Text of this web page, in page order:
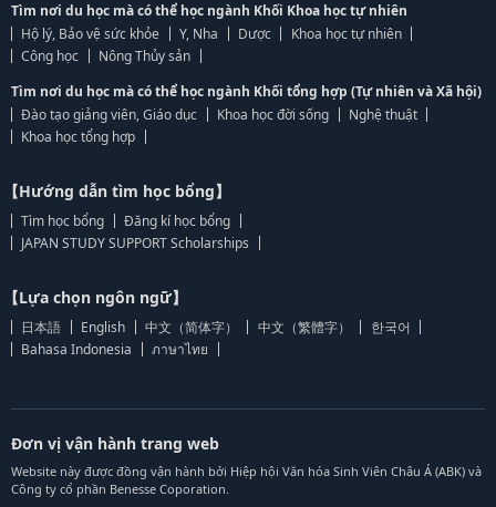
Tìm nơi du học mà có thể học ngành Khối Khoa học tự nhiên
Hộ lý, Bảo vệ sức khỏe
Y, Nha Dược
Khoa học tự nhiên
Công học
Nông Thủy sản
Tìm nơi du học mà có thể học ngành Khối tổng hợp (Tự nhiên và Xã hội)
Đào tạo giảng viên, Giáo dục
Khoa học đời sống
Nghệ thuật
Khoa học tổng hợp
【Hướng dẫn tìm học bổng】
Tìm học bổng
Đăng kí học bổng
JAPAN STUDY SUPPORT Scholarships
【Lựa chọn ngôn ngữ】
日本語 English 中文（简体字） 中文（繁體字）
한국어
Bahasa Indonesia
ภาษาไทย
Đơn vị vận hành trang web
Website này được đồng vận hành bởi Hiệp hội Văn hóa Sinh Viên Châu Á (ABK) và
Công ty cổ phần Benesse Coporation.